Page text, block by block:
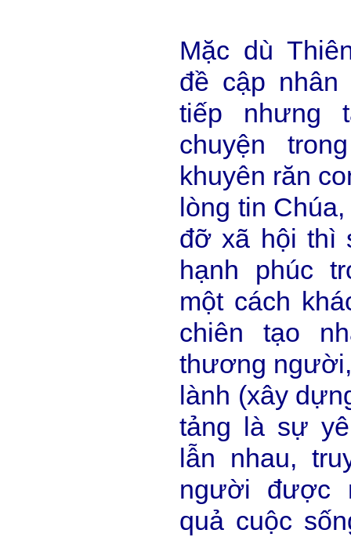
Mặc dù
đề cập
tiếp nhưng
chuyện
khuyên răn
lòng tin
đỡ xã hội thì
hạnh phúc
một cách
chiên tạo
thương
lành (xây
tảng là sự
lẫn nhau,
người được
quả cuộc